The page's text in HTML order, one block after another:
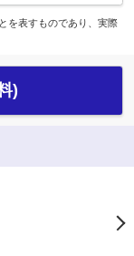
を表すものであり、実際
)